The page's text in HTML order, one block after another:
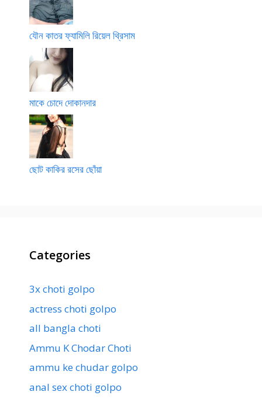
যৌন কাতর ফ্যামিলি রিয়েল থ্রিসাম
মাকে চোদে দোকানদার
ছোট কাকির রসের ছোঁয়া
Categories
3x choti golpo
actress choti golpo
all bangla choti
Ammu K Chodar Choti
ammu ke chudar golpo
anal sex choti golpo